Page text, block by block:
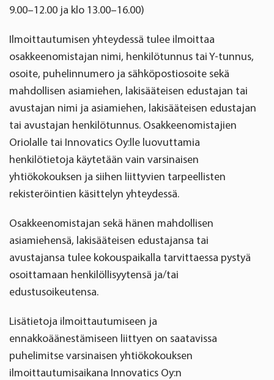
9.00–12.00 ja klo 13.00–16.00)
Ilmoittautumisen yhteydessä tulee ilmoittaa
osakkeenomistajan nimi, henkilötunnus tai Y-tunnus,
osoite, puhelinnumero ja sähköpostiosoite sekä
mahdollisen asiamiehen, lakisääteisen edustajan tai
avustajan nimi ja asiamiehen, lakisääteisen edustajan
tai avustajan henkilötunnus. Osakkeenomistajien
Oriolalle tai Innovatics Oy:lle luovuttamia
henkilötietoja käytetään vain varsinaisen
yhtiökokouksen ja siihen liittyvien tarpeellisten
rekisteröintien käsittelyn yhteydessä.
Osakkeenomistajan sekä hänen mahdollisen
asiamiehensä, lakisääteisen edustajansa tai
avustajansa tulee kokouspaikalla tarvittaessa pystyä
osoittamaan henkilöllisyytensä ja/tai
edustusoikeutensa.
Lisätietoja ilmoittautumiseen ja
ennakkoäänestämiseen liittyen on saatavissa
puhelimitse varsinaisen yhtiökokouksen
ilmoittautumisaikana Innovatics Oy:n